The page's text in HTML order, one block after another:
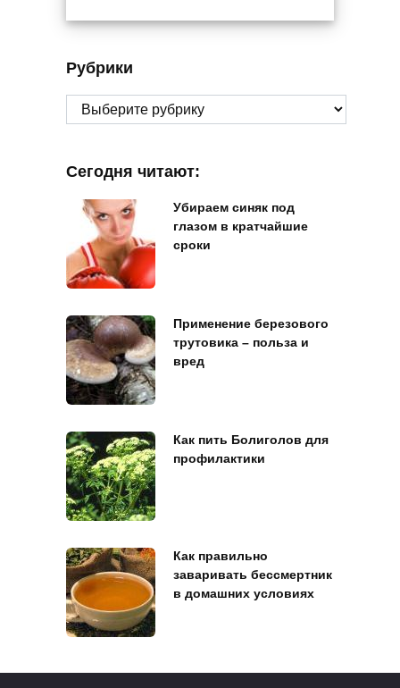
Рубрики
Рубрики
Сегодня читают:
Убираем синяк под
глазом в кратчайшие
сроки
Применение березового
трутовика – польза и
вред
Как пить Болиголов для
профилактики
Как правильно
заваривать бессмертник
в домашних условиях